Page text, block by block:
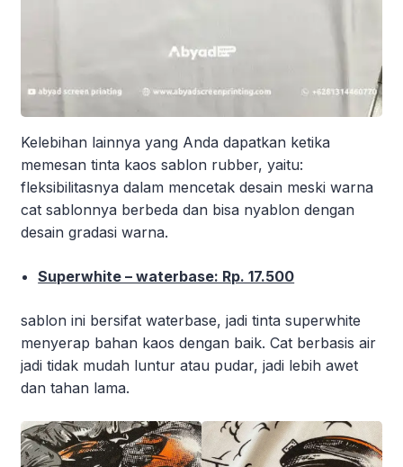
Kelebihan lainnya yang Anda dapatkan ketika
memesan tinta kaos sablon rubber, yaitu:
fleksibilitasnya dalam mencetak desain meski warna
cat sablonnya berbeda dan bisa nyablon dengan
desain gradasi warna.
Superwhite – waterbase: Rp. 17.500
sablon ini bersifat waterbase, jadi tinta superwhite
menyerap bahan kaos dengan baik. Cat berbasis air
jadi tidak mudah luntur atau pudar, jadi lebih awet
dan tahan lama.